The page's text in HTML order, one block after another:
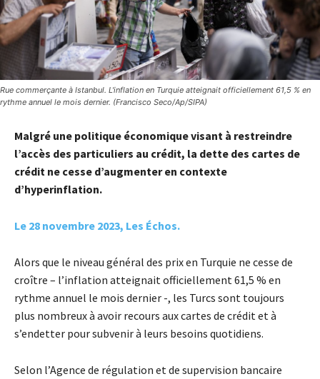
Rue commerçante à Istanbul. L'inflation en Turquie atteignait officiellement 61,5 % en
rythme annuel le mois dernier. (Francisco Seco/Ap/SIPA)
Malgré une politique économique visant à restreindre
l’accès des particuliers au crédit, la dette des cartes de
crédit ne cesse d’augmenter en contexte
d’hyperinflation.
Le 28 novembre 2023, Les Échos.
Alors que le niveau général des prix en Turquie ne cesse de
croître – l’inflation atteignait officiellement 61,5 % en
rythme annuel le mois dernier -, les Turcs sont toujours
plus nombreux à avoir recours aux cartes de crédit et à
s’endetter pour subvenir à leurs besoins quotidiens.
Selon l’Agence de régulation et de supervision bancaire